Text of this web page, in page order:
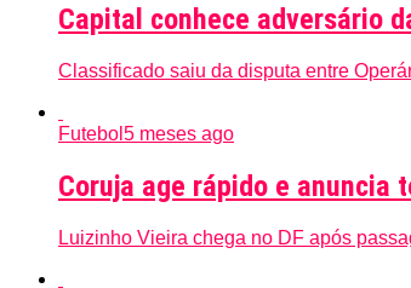
Capital conhece adversário
Classificado saiu da disputa entre
Futebol 5 meses ago
Coruja age rápido e anuncia
Luizinho Vieira chega no DF após